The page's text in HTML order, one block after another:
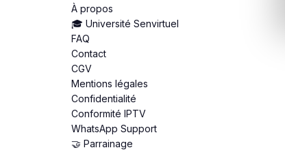
À propos
🎓 Université Senvirtuel
FAQ
Contact
CGV
Mentions légales
Confidentialité
Conformité IPTV
WhatsApp Support
🤝 Parrainage